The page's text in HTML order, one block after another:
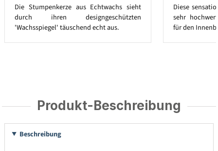
Die Stumpenkerze aus Echtwachs sieht
durch ihren designgeschützten
'Wachsspiegel' täuschend echt aus.
Diese
sehr
für den
Produkt-Beschreibung
Beschreibung